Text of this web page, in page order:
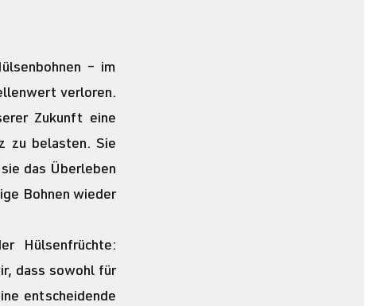
– im
verloren.
Zukunft eine
zu belasten. Sie
das Überleben
Bohnen wieder
Hülsenfrüchte:
dass sowohl für
entscheidende